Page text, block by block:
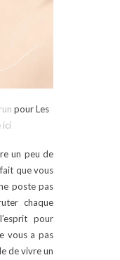
pour Les
ici
un peu de
que vous
poste pas
chaque
pour
vous a pas
de vivre un